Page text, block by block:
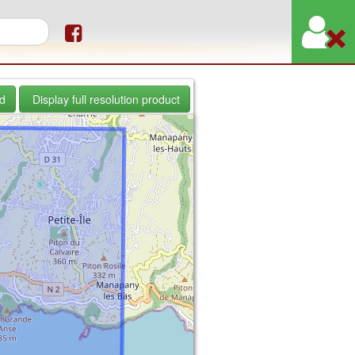
Display full resolution product